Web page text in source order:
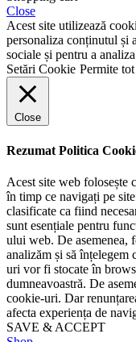
Close
Acest site utilizează
personaliza conținutul și
sociale și pentru a
Setări Cookie Permite tot
Close
Rezumat Politica
Acest site web folosește
în timp ce navigați pe
clasificate ca fiind
sunt esențiale pentru
ului web. De asemenea,
analizăm și să înțelegem
uri vor fi stocate în
dumneavoastră. De
cookie-uri. Dar
afecta experiența de
SAVE & ACCEPT